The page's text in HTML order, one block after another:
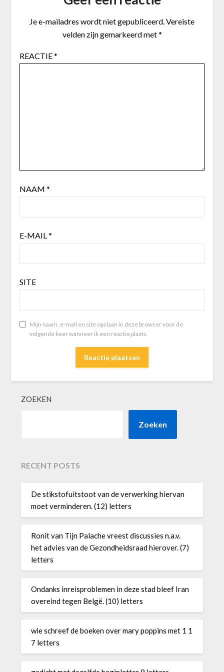
Je e-mailadres wordt niet gepubliceerd.Vereiste
velden zijn gemarkeerd met*
REACTIE*
NAAM *
E-MAIL*
SITE
Mijn naam, e-mail en site opslaan in deze browser voor de
volgende keer wanneer ik een reactie plaats.
ZOEKEN
Zoeken
RECENT POSTS
De stikstofuitstoot van de verwerking hiervan
moet verminderen. (12) letters
Ronit van Tijn Palache vreest discussies n.a.v.
het advies van de Gezondheidsraad hierover. (7)
letters
Ondanks inreisproblemen in deze stad bleef Iran
overeind tegen Belgë. (10) letters
wie schreef de boeken over mary poppins met 1 1
7 letters